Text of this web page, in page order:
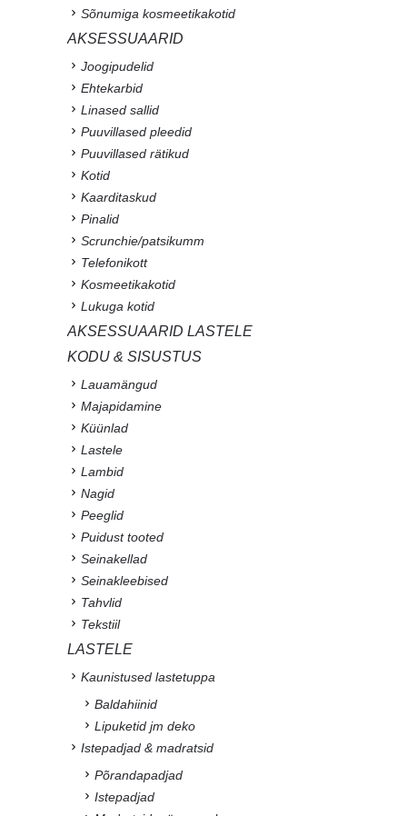
Sõnumiga kosmeetikakotid
AKSESSUAARID
Joogipudelid
Ehtekarbid
Linased sallid
Puuvillased pleedid
Puuvillased rätikud
Kotid
Kaarditaskud
Pinalid
Scrunchie/patsikumm
Telefonikott
Kosmeetikakotid
Lukuga kotid
AKSESSUAARID LASTELE
KODU & SISUSTUS
Lauamängud
Majapidamine
Küünlad
Lastele
Lambid
Nagid
Peeglid
Puidust tooted
Seinakellad
Seinakleebised
Tahvlid
Tekstiil
LASTELE
Kaunistused lastetuppa
Baldahiinid
Lipuketid jm deko
Istepadjad & madratsid
Põrandapadjad
Istepadjad